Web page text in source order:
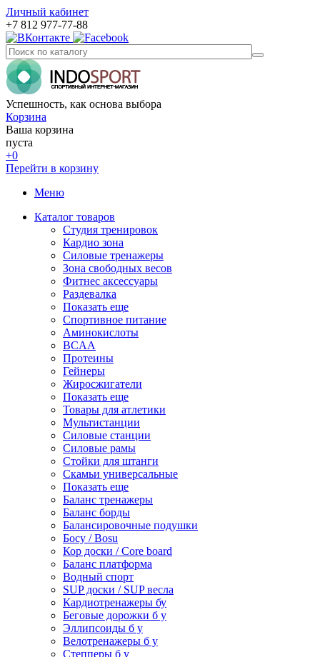
Личный кабинет
+7 812 977-77-88
Успешность, как основа выбора
Корзина
Ваша корзина
пуста
+0
Перейти в корзину
Меню
Каталог товаров
Студия тренировок
Кардио зона
Силовые тренажеры
Зона свободных весов
Фитнес аксессуары
Раздевалка
Показать еще
Спортивное питание
Аминокислоты
BCAA
Протеины
Гейнеры
Жиросжигатели
Показать еще
Товары для атлетики
Мультистанции
Силовые станции
Силовые рамы
Стойки для штанги
Скамьи универсальные
Показать еще
Баланс тренажеры
Баланс борды
Балансировочные подушки
Босу / Bosu
Кор доски / Core board
Баланс платформа
Водный спорт
SUP доски / SUP весла
Кардиотренажеры бу
Беговые дорожки б у
Эллипсоиды б у
Велотренажеры б у
Степперы б у